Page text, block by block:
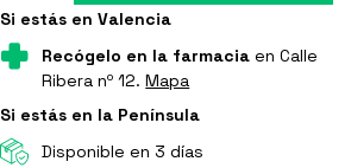
Si estás en Valencia
Recógelo en la farmacia en Calle
Ribera nº 12.Mapa
Si estás en la Península
Disponible en 3 días